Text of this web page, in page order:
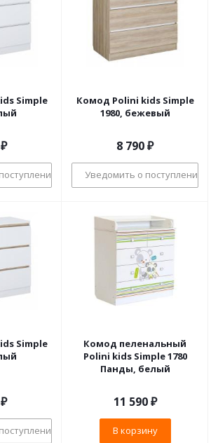
Simple
₽
Комод Polini kids Simple
1980, бежевый
8 790₽
Уведомить о поступлении
Simple
₽
Комод пеленальный
Polini kids Simple 1780
Панды, белый
11 590₽
В корзину